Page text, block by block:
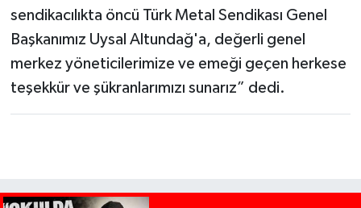
sendikacılıkta öncü Türk Metal Sendikası Genel
Başkanımız Uysal Altundağ'a, değerli genel
merkez yöneticilerimize ve emeği geçen herkese
teşekkür ve şükranlarımızı sunarız” dedi.